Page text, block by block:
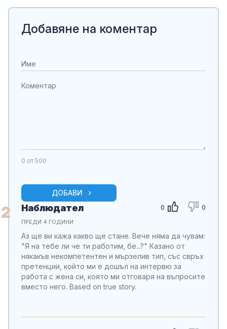
Добавяне на коментар
0 от 500
ДОБАВИ
2 0 0
Наблюдател
ПРЕДИ 4 ГОДИНИ
Аз ще ви кажа какво ще стане. Вече няма да чувам:
"Я на тебе ли че ти работим, бе...?" Казано от
някакъв некомпетентен и мързелив тип, със свръх
претенции, който ми е дошъл на интервю за
работа с жена си, която ми отговаря на въпросите
вместо него. Based on true story.